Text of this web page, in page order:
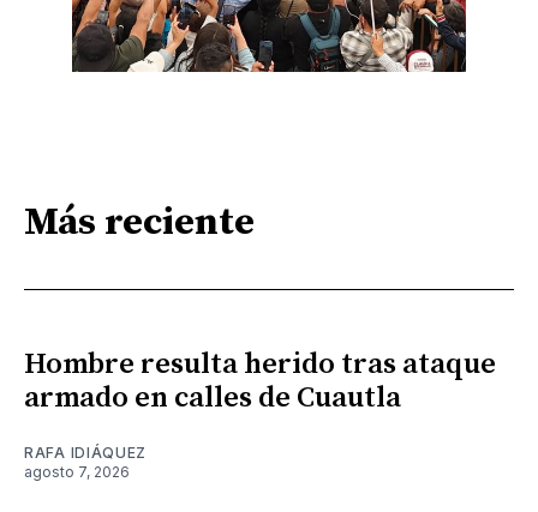
Más reciente
Hombre resulta herido tras ataque
armado en calles de Cuautla
RAFA IDIÁQUEZ
agosto 7, 2026